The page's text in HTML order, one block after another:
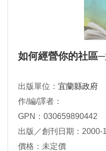
如何經營你的社區
出版單位： 宜蘭縣政府
作/編/譯者：
GPN：030659890442
出版／創刊日期：2000-
價格：未定價